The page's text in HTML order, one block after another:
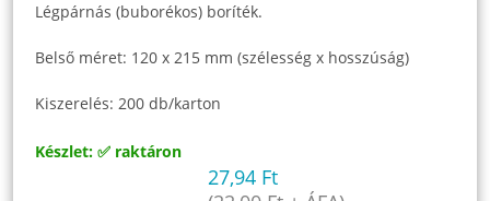
Légpárnás (buborékos) boríték.
Belső méret: 120 x 215 mm (szélesség x hosszúság)
Kiszerelés: 200 db/karton
Készlet: ✅ raktáron
27,94 Ft